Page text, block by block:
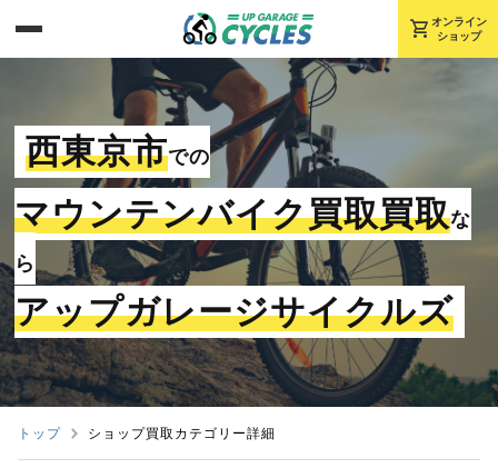
shopping_cart オンライン
ショップ
西東京市での
マウンテンバイク買取買取な
ら
アップガレージサイクルズ
トップ ショップ買取カテゴリー詳細